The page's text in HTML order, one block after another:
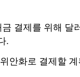
결제를 위해 달
.
안화로 결제할